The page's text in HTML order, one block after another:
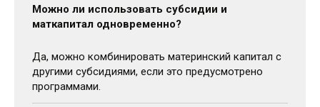
Можно ли использовать субсидии и
маткапитал одновременно?
Да, можно комбинировать материнский капитал с
другими субсидиями, если это предусмотрено
программами.